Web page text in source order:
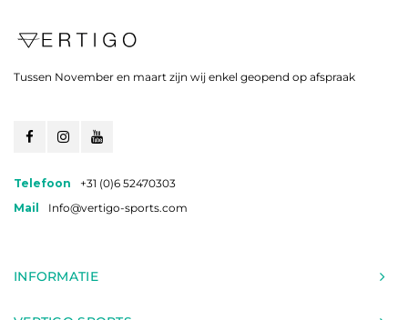
Tussen November en maart zijn wij enkel geopend op afspraak
Telefoon
+31 (0)6 52470303
Mail
Info@vertigo-sports.com
INFORMATIE